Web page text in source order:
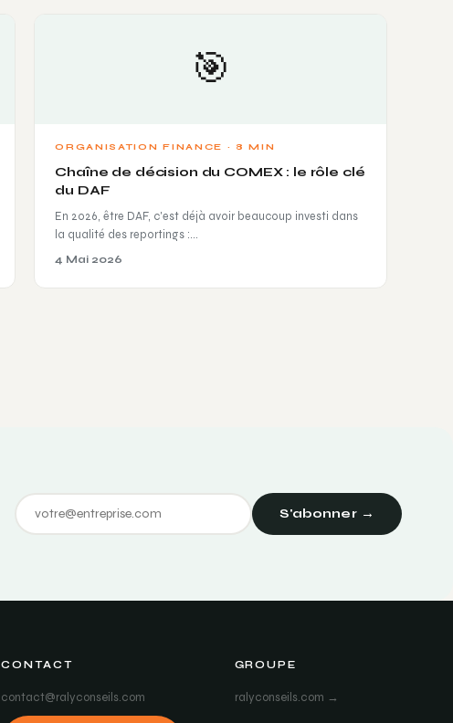
🎯
ORGANISATION FINANCE · 8 MIN
Chaîne de décision du COMEX : le rôle clé
du DAF
En 2026, être DAF, c'est déjà avoir beaucoup investi dans
la qualité des reportings :…
4 Mai 2026
S'abonner →
CONTACT
contact@ralyconseils.com
GROUPE
ralyconseils.com →